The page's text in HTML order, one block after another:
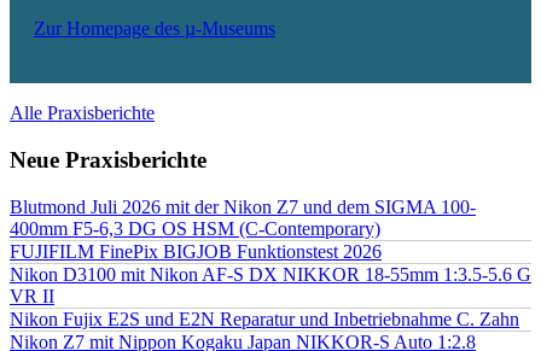
Zur Homepage des µ-Museums
Alle Praxisberichte
Neue Praxisberichte
Blutmond Juli 2026 mit der Nikon Z7 und dem SIGMA 100-
400mm F5-6,3 DG OS HSM (C-Contemporary)
FUJIFILM FinePix BIGJOB Funktionstest 2026
Nikon D3100 mit Nikon AF-S DX NIKKOR 18-55mm 1:3.5-5.6 G
VR II
Nikon Fujix E2S und E2N Reparatur und Inbetriebnahme C. Zahn
Nikon Z7 mit Nippon Kogaku Japan NIKKOR-S Auto 1:2.8